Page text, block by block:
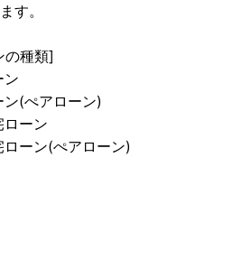
す。
の種類]
ン
ン(ぺアローン)
ローン
ローン(ぺアローン)